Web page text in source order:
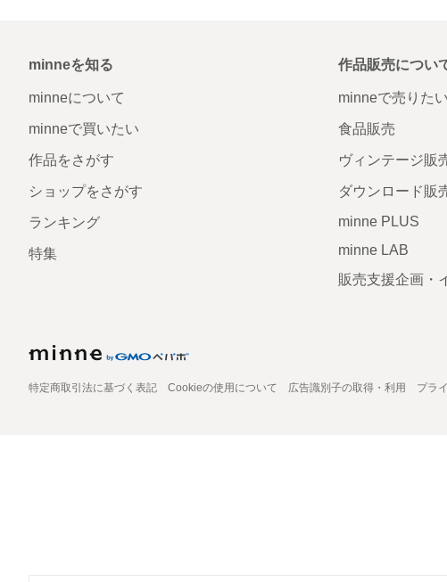
minneを知る
minneについて
minneで買いたい
作品をさがす
ショップをさがす
ランキング
特集
作品販売につい
minneで売りたい
食品販売
ヴィンテージ販
ダウンロード販
minne PLUS
minne LAB
販売支援企画・
特定商取引法に基づく表記 Cookieの使用について 広告識別子の取得・利用 プラ